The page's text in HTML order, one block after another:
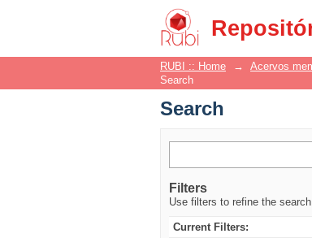
Search
RUBI :: Home → Acervos
Search
Search
Filters
Use filters to refine the
Current Filters: